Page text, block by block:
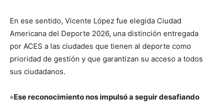
En ese sentido, Vicente López fue elegida Ciudad
Americana del Deporte 2026, una distinción entregada
por ACES a las ciudades que tienen al deporte como
prioridad de gestión y que garantizan su acceso a todos
sus ciudadanos.
«Ese reconocimiento nos impulsó a seguir desafiando